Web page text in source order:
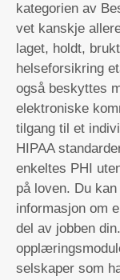
kategorien av
vet kanskje
laget, holdt,
helseforsikring
også beskyttes
elektroniske
tilgang til et
HIPAA
enkeltes PHI
på loven. Du
informasjon om
del av jobben
selskaper som